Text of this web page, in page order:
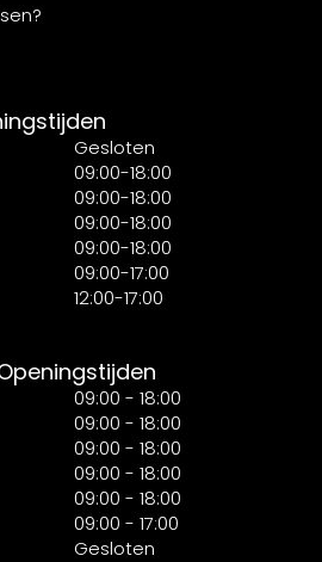
Gesloten
09:00-18:00
09:00-18:00
09:00-18:00
09:00-18:00
09:00-17:00
12:00-17:00
09:00 - 18:00
09:00 - 18:00
09:00 - 18:00
09:00 - 18:00
09:00 - 18:00
09:00 - 17:00
Gesloten